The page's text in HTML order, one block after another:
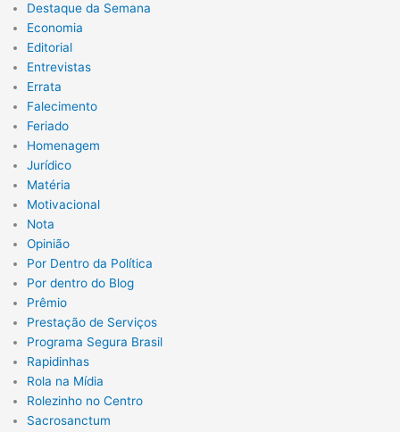
Destaque da Semana
Economia
Editorial
Entrevistas
Errata
Falecimento
Feriado
Homenagem
Jurídico
Matéria
Motivacional
Nota
Opinião
Por Dentro da Política
Por dentro do Blog
Prêmio
Prestação de Serviços
Programa Segura Brasil
Rapidinhas
Rola na Mídia
Rolezinho no Centro
Sacrosanctum